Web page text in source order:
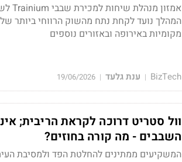
מקומיות באירופה ובאזורים נוספים
BizTech
| ענת גלעד |
19/06/2026
השבבים - מה קורה בחוזים?
המשקיעים ממתינים להחלטת הפד ולמסיבת